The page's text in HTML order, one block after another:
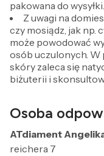
pakowana do wysyłki.
Z uwagi na
czy mosiądz, jak np.
może powodować
osób uczulonych.
skóry zaleca się
biżuterii i
Osoba
ATdiament
reichera 7